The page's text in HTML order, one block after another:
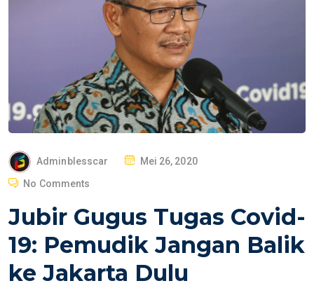
Adminblesscar
P
T
D
O
Mei 26, 2020
No Comments
Jubir Gugus Tugas Covid-
19: Pemudik Jangan Balik
ke Jakarta Dulu